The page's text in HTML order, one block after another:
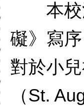
本校洪
礙》寫
對於小
（St.